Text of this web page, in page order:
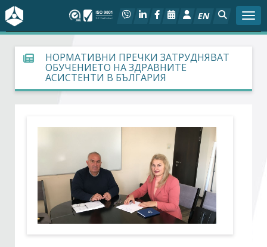
EN
За БСК
На фокус
Дейности
Арбитражен съд
Проекти
НОРМАТИВНИ ПРЕЧКИ ЗАТРУДНЯВАТ
ОБУЧЕНИЕТО НА ЗДРАВНИТЕ
АСИСТЕНТИ В БЪЛГАРИЯ